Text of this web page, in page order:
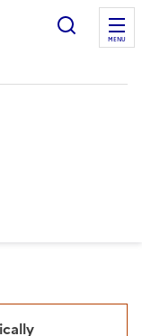
Ouvrir
MENU